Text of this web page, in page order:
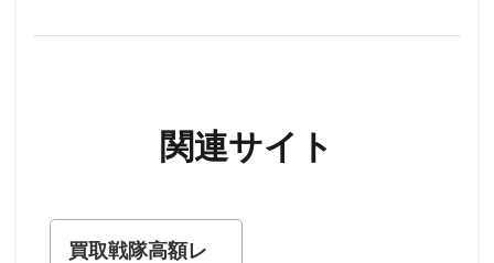
関連サイト
買取戦隊高額レ